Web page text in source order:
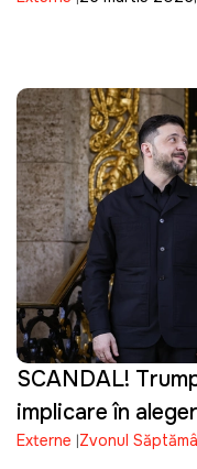
SCANDAL!
implicare în
campaniei lui
Externe Zvonul